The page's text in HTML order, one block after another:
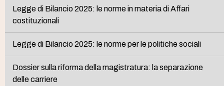
Legge di Bilancio 2025: le norme in materia di Affari
costituzionali
Legge di Bilancio 2025: le norme per le politiche sociali
Dossier sulla riforma della magistratura: la separazione
delle carriere